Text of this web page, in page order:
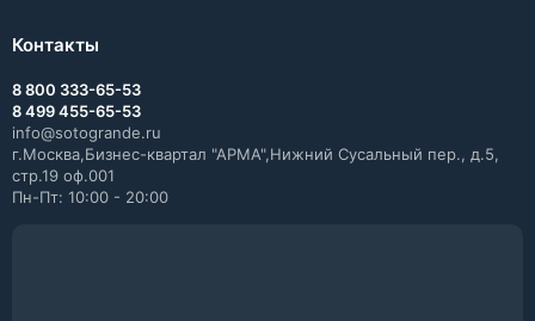
Контакты
8 800 333-65-53
8 499 455-65-53
info@sotogrande.ru
г.Москва,Бизнес-квартал "АРМА",Нижний Сусальный пер., д.5,
стр.19 оф.001
Пн-Пт: 10:00 - 20:00